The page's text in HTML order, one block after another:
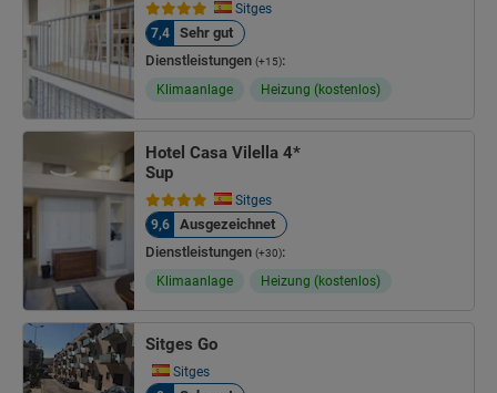
Sitges
7,4
Sehr gut
Dienstleistungen (+15):
Klimaanlage Heizung (kostenlos)
Hotel Casa Vilella 4*
Sup
Sitges
9,6
Ausgezeichnet
Dienstleistungen (+30):
Klimaanlage Heizung (kostenlos)
Sitges Go
Sitges